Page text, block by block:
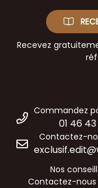
Recevez
Commandez
01 46
Contactez-
Nos
Contactez-nous